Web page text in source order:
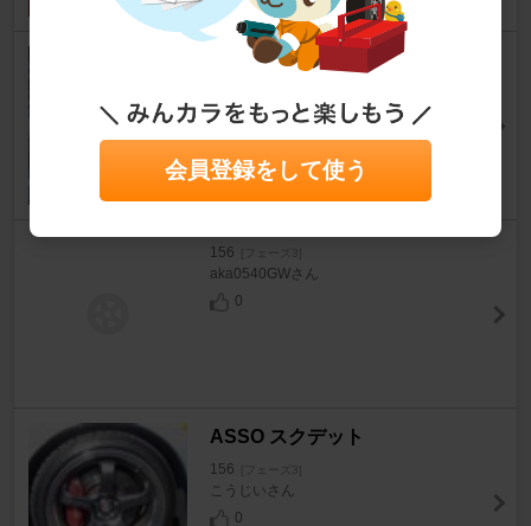
BMC C.D.A
やまちゃんGTAさん
3
156
aka0540GWさん
0
ASSO スクデット
156 [フェーズ3]
こうじいさん
0
会員登録をして使う